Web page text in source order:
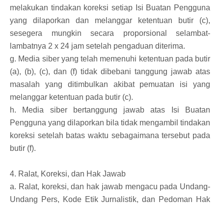
melakukan tindakan koreksi setiap Isi Buatan Pengguna
yang dilaporkan dan melanggar ketentuan butir (c),
sesegera mungkin secara proporsional selambat-
lambatnya 2 x 24 jam setelah pengaduan diterima.
g. Media siber yang telah memenuhi ketentuan pada butir
(a), (b), (c), dan (f) tidak dibebani tanggung jawab atas
masalah yang ditimbulkan akibat pemuatan isi yang
melanggar ketentuan pada butir (c).
h. Media siber bertanggung jawab atas Isi Buatan
Pengguna yang dilaporkan bila tidak mengambil tindakan
koreksi setelah batas waktu sebagaimana tersebut pada
butir (f).
4. Ralat, Koreksi, dan Hak Jawab
a. Ralat, koreksi, dan hak jawab mengacu pada Undang-
Undang Pers, Kode Etik Jurnalistik, dan Pedoman Hak